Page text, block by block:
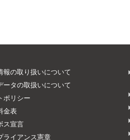
報の取り扱いについて
ータの取扱いについて
ポリシー
金表
ス宣言
ライアンス憲章